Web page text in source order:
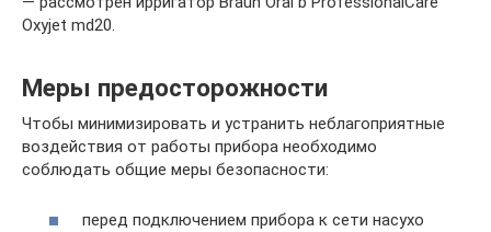
Oxyjet md20.
Меры предосторожности
Чтобы минимизировать и устранить неблагоприятные
воздействия от работы прибора необходимо
соблюдать общие меры безопасности:
перед подключением прибора к сети насухо